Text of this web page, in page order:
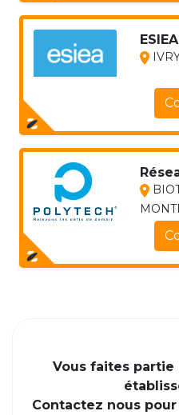
ESIEA
Vous faites
Contactez nous